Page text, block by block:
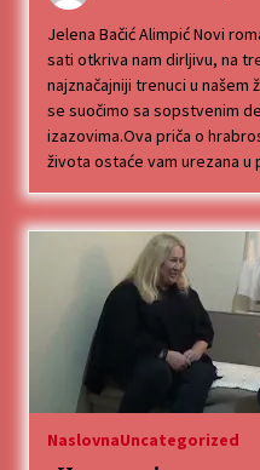
Jelena Bačić Alimpić Novi
sati otkriva nam dirljivu, na
najznačajniji trenuci u našem
se suočimo sa sopstvenim
izazovima.Ova priča o
života ostaće vam urezana
NaslovnaUncategorized